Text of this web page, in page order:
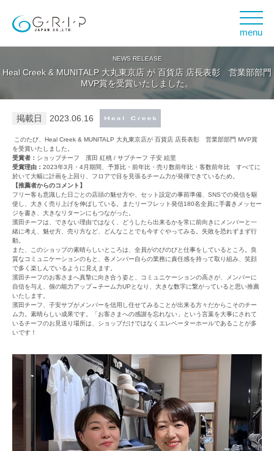
menu
NEWS RELEASE
Heal Creek & MUNITALP 大丸東京店 が 百貨店 店長表彰 営業部部門
MVP賞を受賞いたしました。
2023.06.16
このたび、Heal Creek & MUNITALP 大丸東京店が 百貨店 店長表彰 営業部部門 MVP賞
を受賞いたしました。
受賞者： ショップチーフ 濱田 紅桃 / サブチーフ 子安 絵里
受賞理由： 2023年3月・4月期間、予算比・前年比・売り数前年比・客数前年比 すべてに
於いて大幅に計画を上回り、フロアで目を見張るチーム力が発揮できているため。
【推薦者からのコメント】
フリー客も意識した日ごとの店頭の魅せ方や、セット設定の事前準備、SNSでの発信を駆
使し、大きく売り上げを伸ばしている。またリーフレット発信180名全員に手書きメッセー
ジを書き、大きなリターンにもつながった。
濱田チーフは、できない理由ではなく、どうしたら出来るかを常に前向きにメンバーと一
緒に考え、魅せ方、売り方など、どんなことでも今すぐやってみる。失敗を恐れずまず行
動。
また、このショップの素晴らしいところは、全員がのびのびと仕事をしているところ。良
質なコミュニケーションのもと、各メンバー自らの業務に責任感を持って取り組み、笑顔
で多く楽しんでいるように見えます。
濱田チーフのお客さまへ真摯に向き合う姿と、コミュニケーションの高さが、メンバーに
自信を与え、個の能力アップ→チーム力UPとなり、大きな数字に繋がっていると思い推薦
いたします。
濱田チーフ、子安サブがメンバーを信用し任せてみることが出来る方々だからこそのチー
ム力。素晴らしい成果です。「お客さまへの感謝を忘れない」という言葉を大事にされて
いるチーフのお見送り場所は、ショップだけではなくエレベーターホールであることが多
いです！